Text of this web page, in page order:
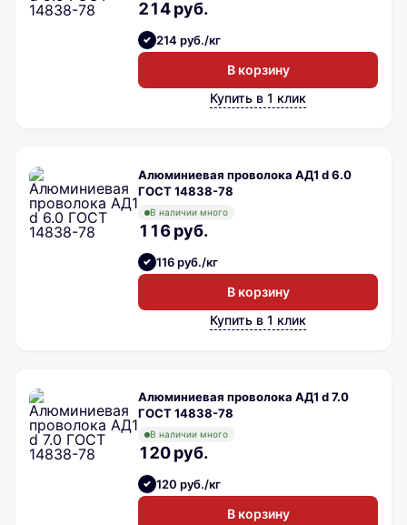
214 руб.
214 руб./кг
В корзину
Купить в 1 клик
Алюминиевая проволока АД1 d 6.0
ГОСТ 14838-78
В наличии много
116 руб.
116 руб./кг
В корзину
Купить в 1 клик
Алюминиевая проволока АД1 d 7.0
ГОСТ 14838-78
В наличии много
120 руб.
120 руб./кг
В корзину